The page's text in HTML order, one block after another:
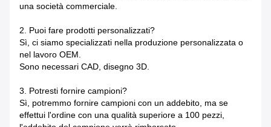
una società commerciale.
2. Puoi fare prodotti personalizzati?
Sì, ci siamo specializzati nella produzione personalizzata o
nel lavoro OEM.
Sono necessari CAD, disegno 3D.
3. Potresti fornire campioni?
Sì, potremmo fornire campioni con un addebito, ma se
effettui l'ordine con una qualità superiore a 100 pezzi,